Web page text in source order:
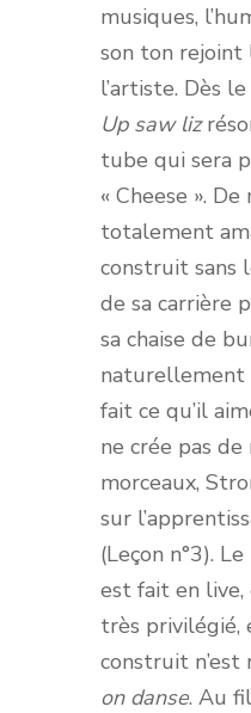
musiques,
son ton
l’artiste. Dès
Up saw liz
tube qui sera
« Cheese ». De
totalement
construit sans
de sa carrière
sa chaise de
naturellement
fait ce qu’il
ne crée pas de
morceaux,
sur
(Leçon n°3).
est fait en
très
construit n’est
on danse. Au